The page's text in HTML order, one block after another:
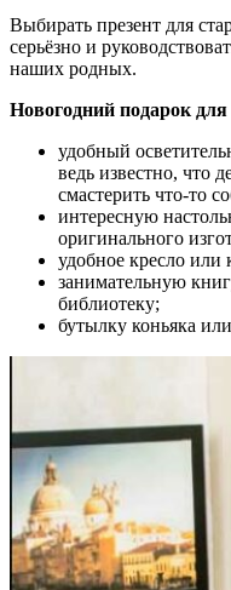
Выбирать презент для
серьёзно и
наших родных.
Новогодний подарок
удобный
ведь известно, что
смастерить что-то
интересную
оригинального
удобное кресло или
занимательную
библиотеку;
бутылку коньяка